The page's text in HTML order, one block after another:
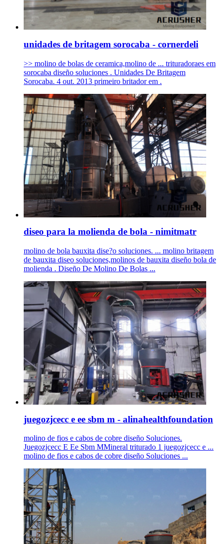
unidades de britagem sorocaba - cornerdeli
>> molino de bolas de ceramica,molino de ... trituradoraes em
sorocaba diseño soluciones . Unidades De Britagem
Sorocaba. 4 out. 2013 primeiro britador em .
diseo para la molienda de bola - nimitmatr
molino de bola bauxita dise?o soluciones. ... molino britagem
de bauxita diseo soluciones,molinos de bauxita diseño bola de
molienda . Diseño De Molino De Bolas ...
juegozjcecc e ee sbm m - alinahealthfoundation
molino de fios e cabos de cobre diseño Soluciones.
Juegozjcecc E Ee Sbm MMineral triturado 1 juegozjcecc e ...
molino de fios e cabos de cobre diseño Soluciones ...